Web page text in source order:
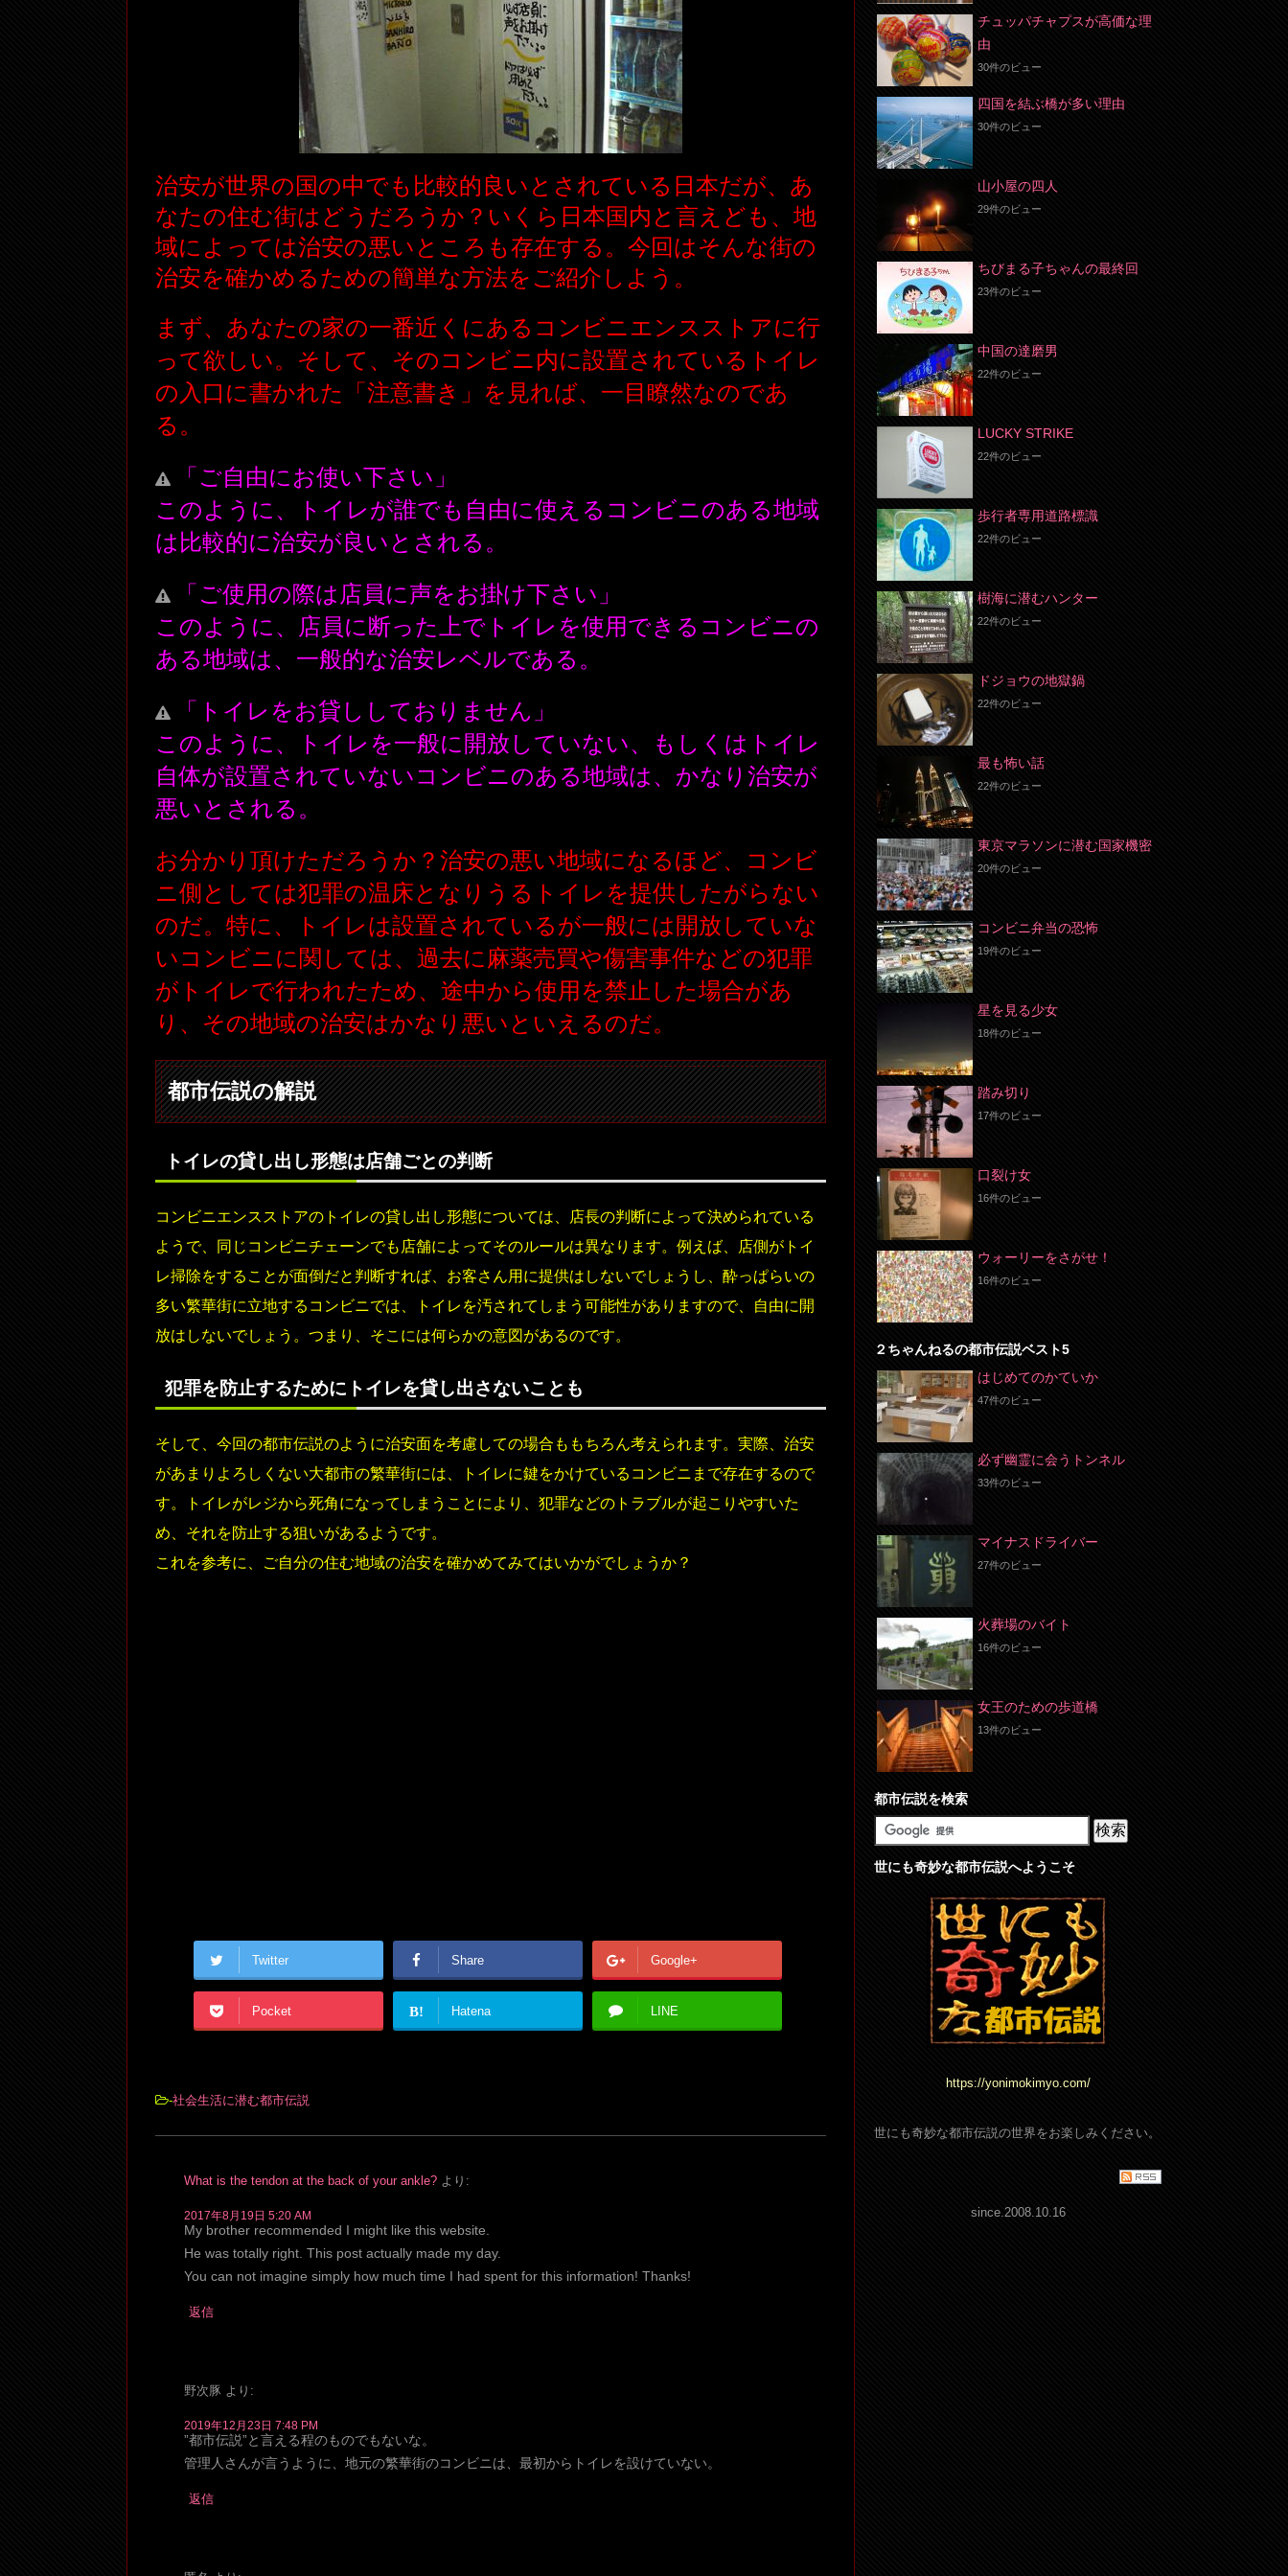
治安が世界の国の中でも比較的良いとされている日本だが、あ
なたの住む街はどうだろうか？いくら日本国内と言えども、地
域によっては治安の悪いところも存在する。今回はそんな街の
治安を確かめるための簡単な方法をご紹介しよう。
まず、あなたの家の一番近くにあるコンビニエンスストアに行
って欲しい。そして、そのコンビニ内に設置されているトイレ
の入口に書かれた「注意書き」を見れば、一目瞭然なのであ
る。
「ご自由にお使い下さい」
このように、トイレが誰でも自由に使えるコンビニのある地域
は比較的に治安が良いとされる。
「ご使用の際は店員に声をお掛け下さい」
このように、店員に断った上でトイレを使用できるコンビニの
ある地域は、一般的な治安レベルである。
「トイレをお貸ししておりません」
このように、トイレを一般に開放していない、もしくはトイレ
自体が設置されていないコンビニのある地域は、かなり治安が
悪いとされる。
お分かり頂けただろうか？治安の悪い地域になるほど、コンビ
ニ側としては犯罪の温床となりうるトイレを提供したがらない
のだ。特に、トイレは設置されているが一般には開放していな
いコンビニに関しては、過去に麻薬売買や傷害事件などの犯罪
がトイレで行われたため、途中から使用を禁止した場合があ
り、その地域の治安はかなり悪いといえるのだ。
都市伝説の解説
トイレの貸し出し形態は店舗ごとの判断
コンビニエンスストアのトイレの貸し出し形態については、店長の判断によって決められている
ようで、同じコンビニチェーンでも店舗によってそのルールは異なります。例えば、店側がトイ
レ掃除をすることが面倒だと判断すれば、お客さん用に提供はしないでしょうし、酔っぱらいの
多い繁華街に立地するコンビニでは、トイレを汚されてしまう可能性がありますので、自由に開
放はしないでしょう。つまり、そこには何らかの意図があるのです。
犯罪を防止するためにトイレを貸し出さないことも
そして、今回の都市伝説のように治安面を考慮しての場合ももちろん考えられます。実際、治安
があまりよろしくない大都市の繁華街には、トイレに鍵をかけているコンビニまで存在するので
す。トイレがレジから死角になってしまうことにより、犯罪などのトラブルが起こりやすいた
め、それを防止する狙いがあるようです。
これを参考に、ご自分の住む地域の治安を確かめてみてはいかがでしょうか？
Twitter Share Google+
Pocket B! Hatena LINE
-社会生活に潜む都市伝説
What is the tendon at the back of your ankle? より:
2017年8月19日 5:20 AM
My brother recommended I might like this website.
He was totally right. This post actually made my day.
You can not imagine simply how much time I had spent for this information! Thanks!
返信
野次豚 より:
2019年12月23日 7:48 PM
”都市伝説”と言える程のものでもないな。
管理人さんが言うように、地元の繁華街のコンビニは、最初からトイレを設けていない。
返信
チュッパチャプスが高価な理
由
30件のビュー
四国を結ぶ橋が多い理由
30件のビュー
山小屋の四人
29件のビュー
ちびまる子ちゃんの最終回
23件のビュー
中国の達磨男
22件のビュー
LUCKY STRIKE
22件のビュー
歩行者専用道路標識
22件のビュー
樹海に潜むハンター
22件のビュー
ドジョウの地獄鍋
22件のビュー
最も怖い話
22件のビュー
東京マラソンに潜む国家機密
20件のビュー
コンビニ弁当の恐怖
19件のビュー
星を見る少女
18件のビュー
踏み切り
17件のビュー
口裂け女
16件のビュー
ウォーリーをさがせ！
16件のビュー
２ちゃんねるの都市伝説ベスト5
はじめてのかていか
47件のビュー
必ず幽霊に会うトンネル
33件のビュー
マイナスドライバー
27件のビュー
火葬場のバイト
16件のビュー
女王のための歩道橋
13件のビュー
都市伝説を検索
世にも奇妙な都市伝説へようこそ
https://yonimokimyo.com/
世にも奇妙な都市伝説の世界をお楽しみください。
since.2008.10.16